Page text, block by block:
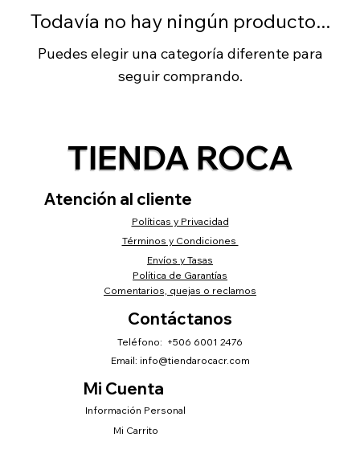
Todavía no hay ningún producto...
Puedes elegir una categoría diferente para
seguir comprando.
TIENDA ROCA
Atención al cliente
Políticas y Privacidad
Términos y Condiciones
Envíos y Tasas
Política de Garantías
Comentarios, quejas o reclamos
Mi Cuenta
Información Personal
Mi Carrito
Contáctanos
Teléfono: +506 6001 2476
Email: info@tiendarocacr.com